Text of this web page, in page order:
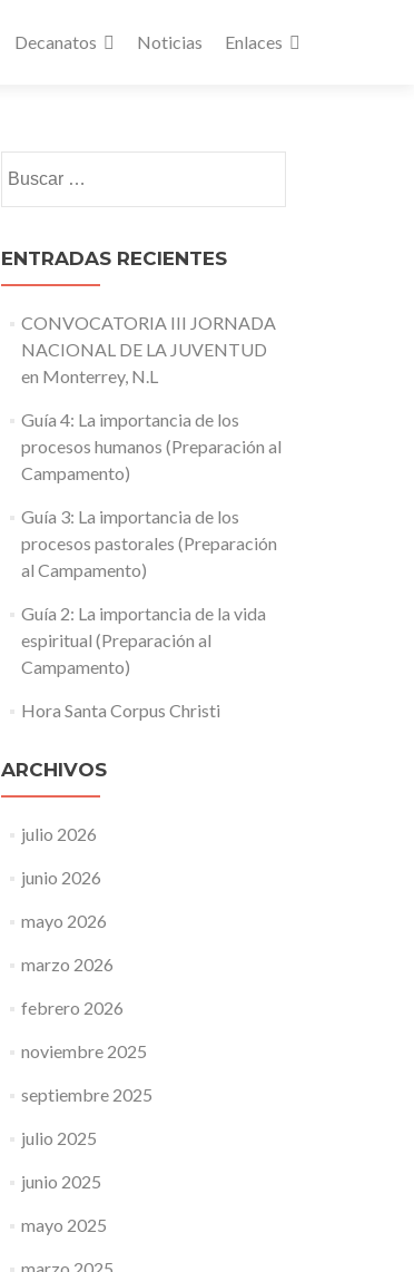
Decanatos Noticias Enlaces
ENTRADAS RECIENTES
CONVOCATORIA III JORNADA
NACIONAL DE LA JUVENTUD
en Monterrey, N.L
Guía 4: La importancia de los
procesos humanos (Preparación al
Campamento)
Guía 3: La importancia de los
procesos pastorales (Preparación
al Campamento)
Guía 2: La importancia de la vida
espiritual (Preparación al
Campamento)
Hora Santa Corpus Christi
ARCHIVOS
julio 2026
junio 2026
mayo 2026
marzo 2026
febrero 2026
noviembre 2025
septiembre 2025
julio 2025
junio 2025
mayo 2025